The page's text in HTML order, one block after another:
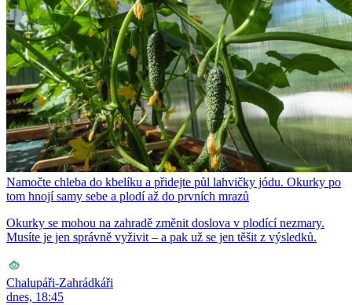
Namočte chleba do kbelíku a přidejte půl lahvičky jódu. Okurky po
tom hnojí samy sebe a plodí až do prvních mrazů
Okurky se mohou na zahradě změnit doslova v plodící nezmary.
Musíte je jen správně vyživit – a pak už se jen těšit z výsledků.
Chalupáři-Zahrádkáři
dnes, 18:45